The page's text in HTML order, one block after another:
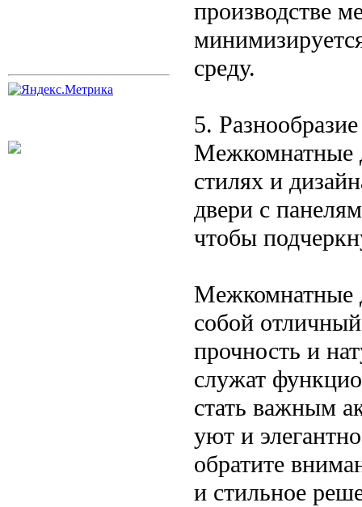
производстве
среду.
5.
Межкомнатные
стилях и
двери с
чтобы
Межкомнатные
собой
прочность и
служат
стать важным
уют и
обратите
и стильное